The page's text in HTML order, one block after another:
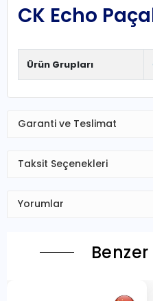
CK Echo
Ürün Grupları
Garanti ve Teslimat
Taksit Seçenekleri
Yorumlar